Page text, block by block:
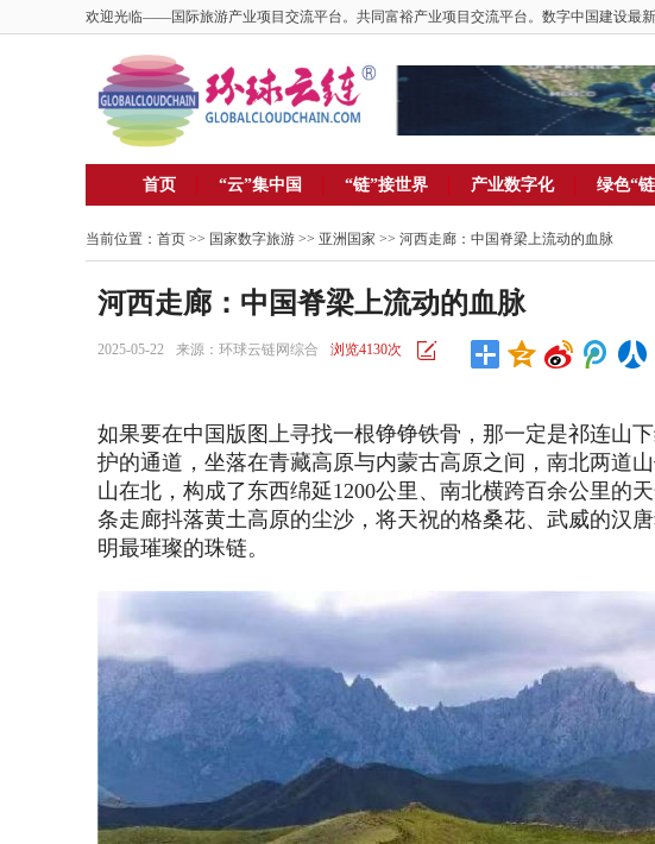
欢迎光临——国际旅游产业项目交流平台。共同富裕产业项目交流平台。数字中国建设最
首页 “云”集中国 “链”接世界 产业数字化 绿色“
当前位置： 首页 >> 国家数字旅游 >> 亚洲国家 >> 河西走廊：中国脊梁上流动的血脉
河西走廊：中国脊梁上流动的血脉
2025-05-22 来源：环球云链网综合 浏览4130次
如果要在中国版图上寻找一根铮铮铁骨，那一定是祁连山
护的通道，坐落在青藏高原与内蒙古高原之间，南北两道
山在北，构成了东西绵延1200公里、南北横跨百余公里的
条走廊抖落黄土高原的尘沙，将天祝的格桑花、武威的汉
明最璀璨的珠链。